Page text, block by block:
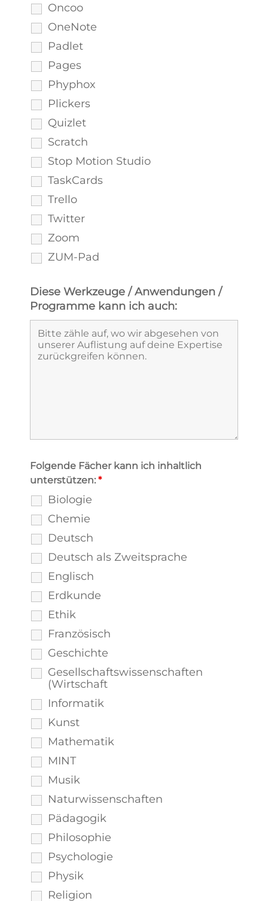
Oncoo
OneNote
Padlet
Pages
Phyphox
Plickers
Quizlet
Scratch
Stop Motion Studio
TaskCards
Trello
Twitter
Zoom
ZUM-Pad
Diese Werkzeuge / Anwendungen /
Programme kann ich auch:
Folgende Fächer kann ich inhaltlich
unterstützen: *
Biologie
Chemie
Deutsch
Deutsch als Zweitsprache
Englisch
Erdkunde
Ethik
Französisch
Geschichte
Gesellschaftswissenschaften
(Wirtschaft
Informatik
Kunst
Mathematik
MINT
Musik
Naturwissenschaften
Pädagogik
Philosophie
Psychologie
Physik
Religion